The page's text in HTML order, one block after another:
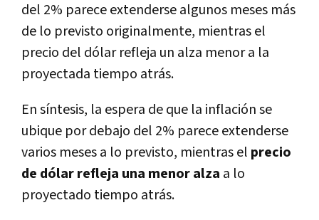
del 2% parece extenderse algunos meses más
de lo previsto originalmente, mientras el
precio del dólar refleja un alza menor a la
proyectada tiempo atrás.
En síntesis, la espera de que la inflación se
ubique por debajo del 2% parece extenderse
varios meses a lo previsto, mientras el precio
de dólar refleja una menor alza a lo
proyectado tiempo atrás.